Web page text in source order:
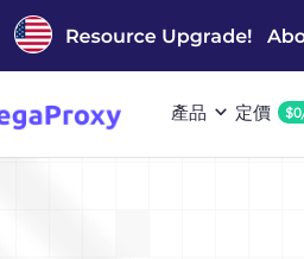
產品 定價